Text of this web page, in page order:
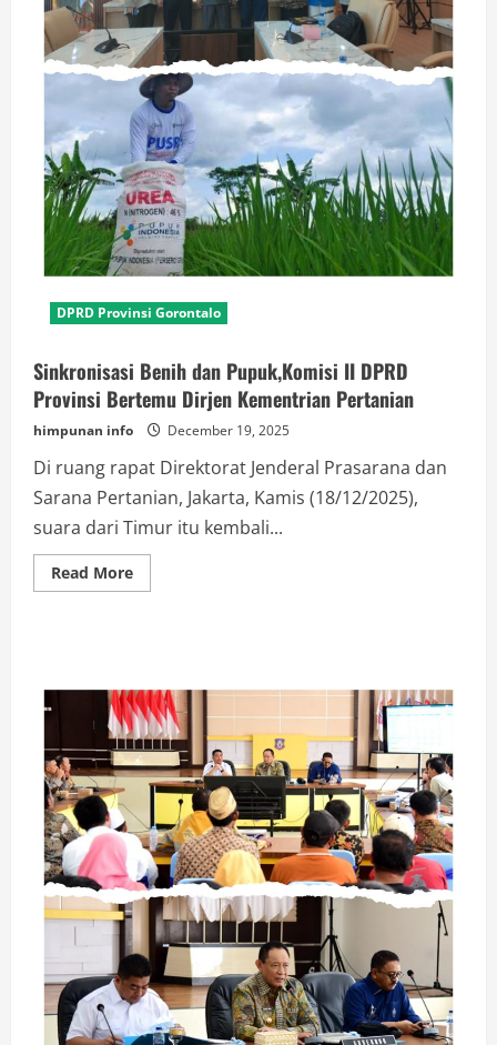
DPRD Provinsi Gorontalo
Sinkronisasi Benih dan Pupuk,Komisi II DPRD
Provinsi Bertemu Dirjen Kementrian Pertanian
himpunan info December 19, 2025
Di ruang rapat Direktorat Jenderal Prasarana dan
Sarana Pertanian, Jakarta, Kamis (18/12/2025),
suara dari Timur itu kembali...
Read MoreRead
more
DPRD
Provinsi
Bertemu
Dirjen
Kementrian
Pertanian